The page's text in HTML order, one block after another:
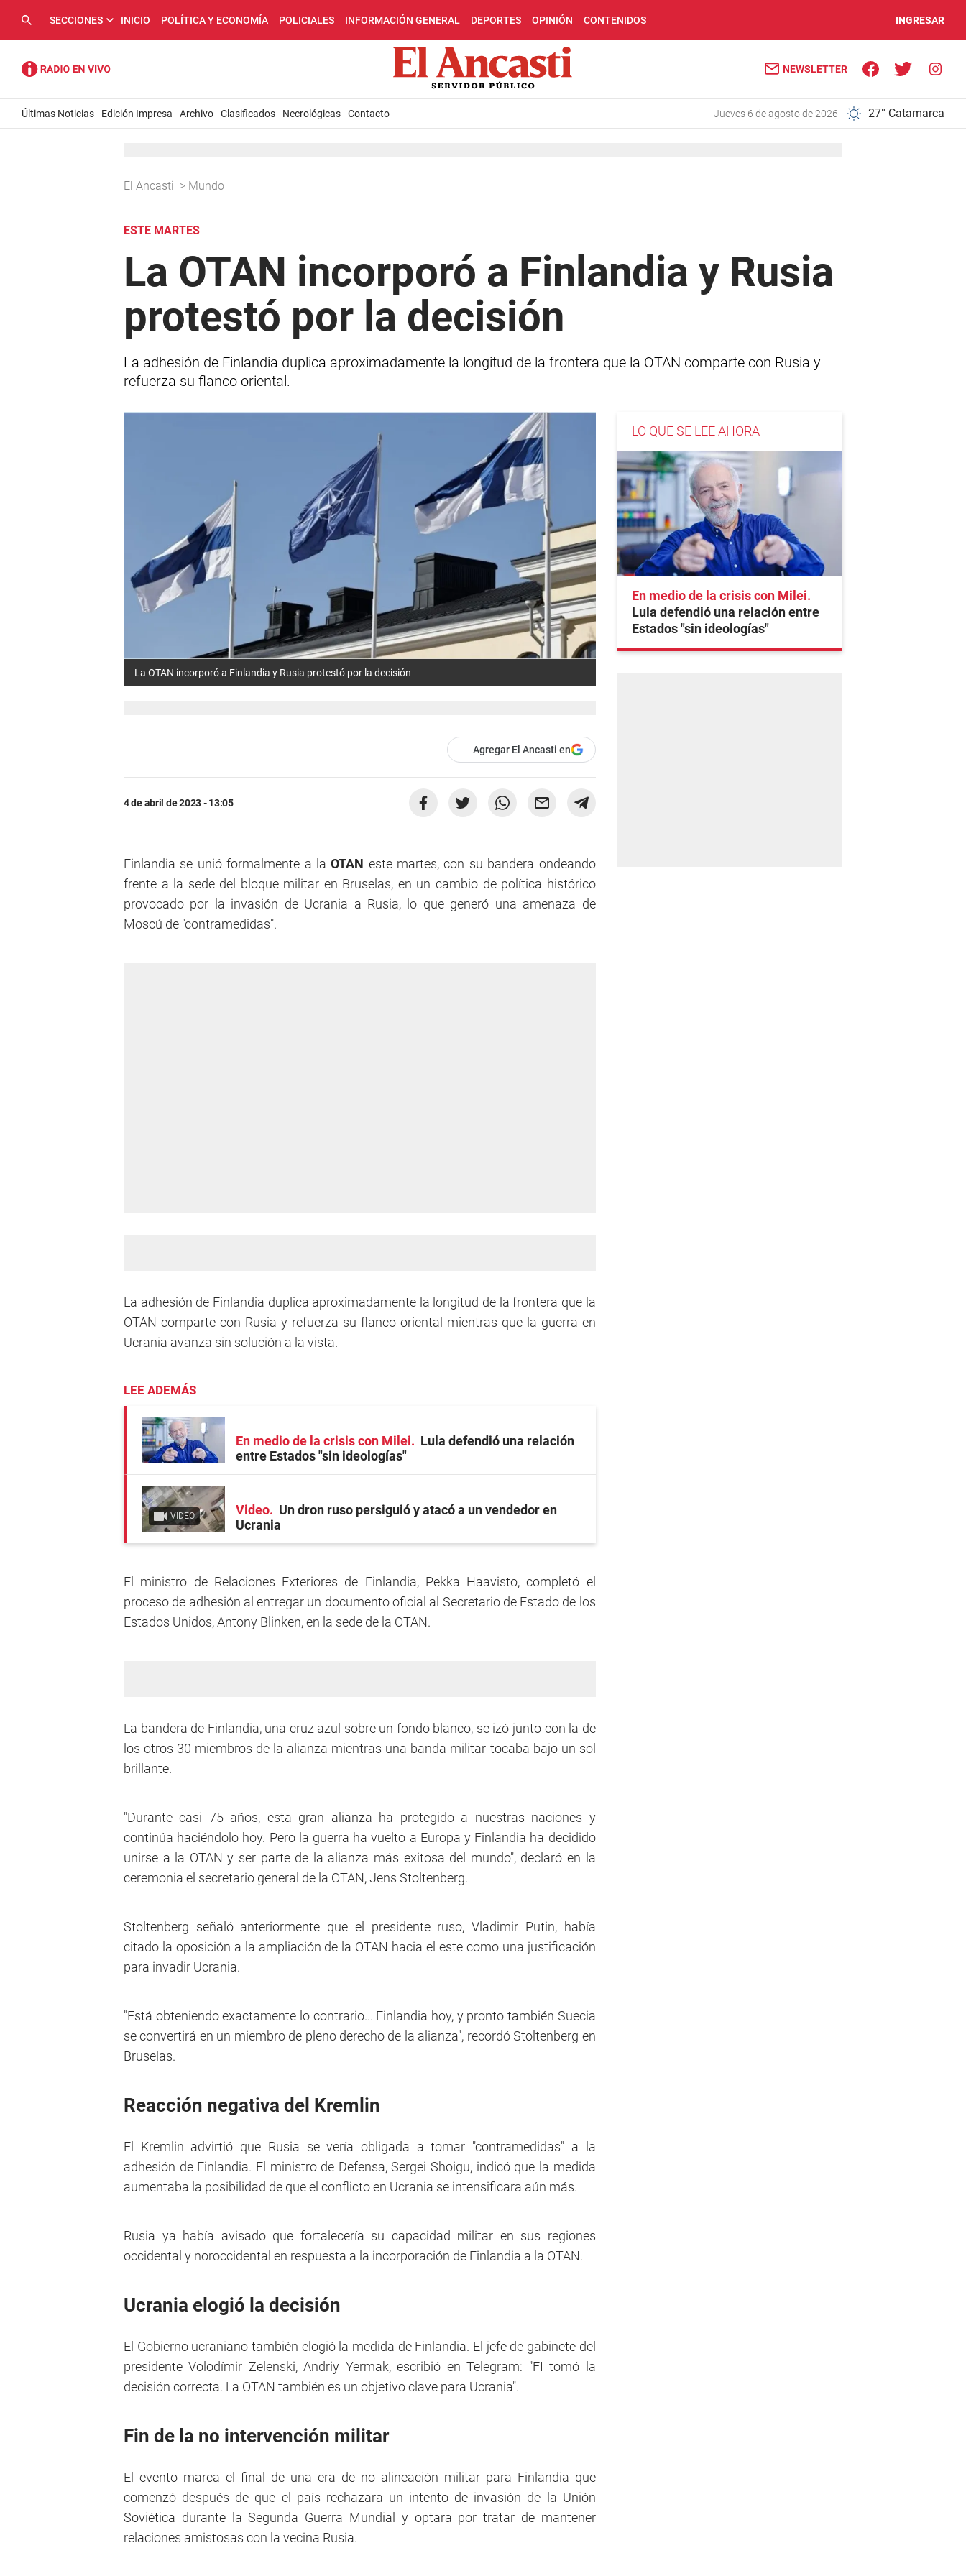
SECCIONES INICIO POLÍTICA Y ECONOMÍA POLICIALES INFORMACIÓN GENERAL DEPORTES OPINIÓN CONTENIDOS INGRESAR
NEWSLETTER
Últimas Noticias Edición Impresa Archivo Clasificados Necrológicas Contacto jueves 6 de agosto de 2026 27° Catamarca
El Ancasti > Mundo
ESTE MARTES
La OTAN incorporó a Finlandia y Rusia
protestó por la decisión
La adhesión de Finlandia duplica aproximadamente la longitud de la frontera que la OTAN comparte con Rusia y
refuerza su flanco oriental.
La OTAN incorporó a Finlandia y Rusia protestó por la decisión
Agregar El Ancasti en
4 de abril de 2023 - 13:05
Finlandia se unió formalmente a laOTAN este martes, con su bandera ondeando
frente a la sede del bloque militar en Bruselas, en un cambio de política histórico
provocado por la invasión de Ucrania a Rusia, lo que generó una amenaza de
Moscú de "contramedidas".
La adhesión de Finlandia duplica aproximadamente la longitud de la frontera que la
OTAN comparte con Rusia y refuerza su flanco oriental mientras que la guerra en
Ucrania avanza sin solución a la vista.
LEE ADEMÁS
En medio de la crisis con Milei
Lula defendió una relación
entre Estados "sin ideologías"
VIDEO Video
Un dron ruso persiguió y atacó a un vendedor en
Ucrania
El ministro de Relaciones Exteriores de Finlandia, Pekka Haavisto, completó el
proceso de adhesión al entregar un documento oficial al Secretario de Estado de los
Estados Unidos, Antony Blinken, en la sede de la OTAN.
La bandera de Finlandia, una cruz azul sobre un fondo blanco, se izó junto con la de
los otros 30 miembros de la alianza mientras una banda militar tocaba bajo un sol
brillante.
"Durante casi 75 años, esta gran alianza ha protegido a nuestras naciones y
continúa haciéndolo hoy. Pero la guerra ha vuelto a Europa y Finlandia ha decidido
unirse a la OTAN y ser parte de la alianza más exitosa del mundo", declaró en la
ceremonia el secretario general de la OTAN, Jens Stoltenberg.
Stoltenberg señaló anteriormente que el presidente ruso, Vladimir Putin, había
citado la oposición a la ampliación de la OTAN hacia el este como una justificación
para invadir Ucrania.
"Está obteniendo exactamente lo contrario... Finlandia hoy, y pronto también Suecia
se convertirá en un miembro de pleno derecho de la alianza", recordó Stoltenberg en
Bruselas.
Reacción negativa del Kremlin
El Kremlin advirtió que Rusia se vería obligada a tomar "contramedidas" a la
adhesión de Finlandia. El ministro de Defensa, Sergei Shoigu, indicó que la medida
aumentaba la posibilidad de que el conflicto en Ucrania se intensificara aún más.
Rusia ya había avisado que fortalecería su capacidad militar en sus regiones
occidental y noroccidental en respuesta a la incorporación de Finlandia a la OTAN.
Ucrania elogió la decisión
El Gobierno ucraniano también elogió la medida de Finlandia. El jefe de gabinete del
presidente Volodímir Zelenski, Andriy Yermak, escribió en Telegram: "FI tomó la
decisión correcta. La OTAN también es un objetivo clave para Ucrania".
Fin de la no intervención militar
El evento marca el final de una era de no alineación militar para Finlandia que
comenzó después de que el país rechazara un intento de invasión de la Unión
Soviética durante la Segunda Guerra Mundial y optara por tratar de mantener
relaciones amistosas con la vecina Rusia.
LO QUE SE LEE AHORA
En medio de la crisis con Milei
Lula defendió una relación entre
Estados "sin ideologías"